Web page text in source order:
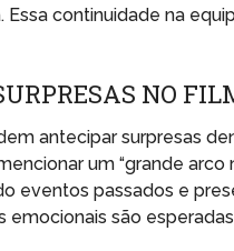
Essa continuidade na
NO
antecipar surpresas
um “grande arco
eventos passados e
emocionais são